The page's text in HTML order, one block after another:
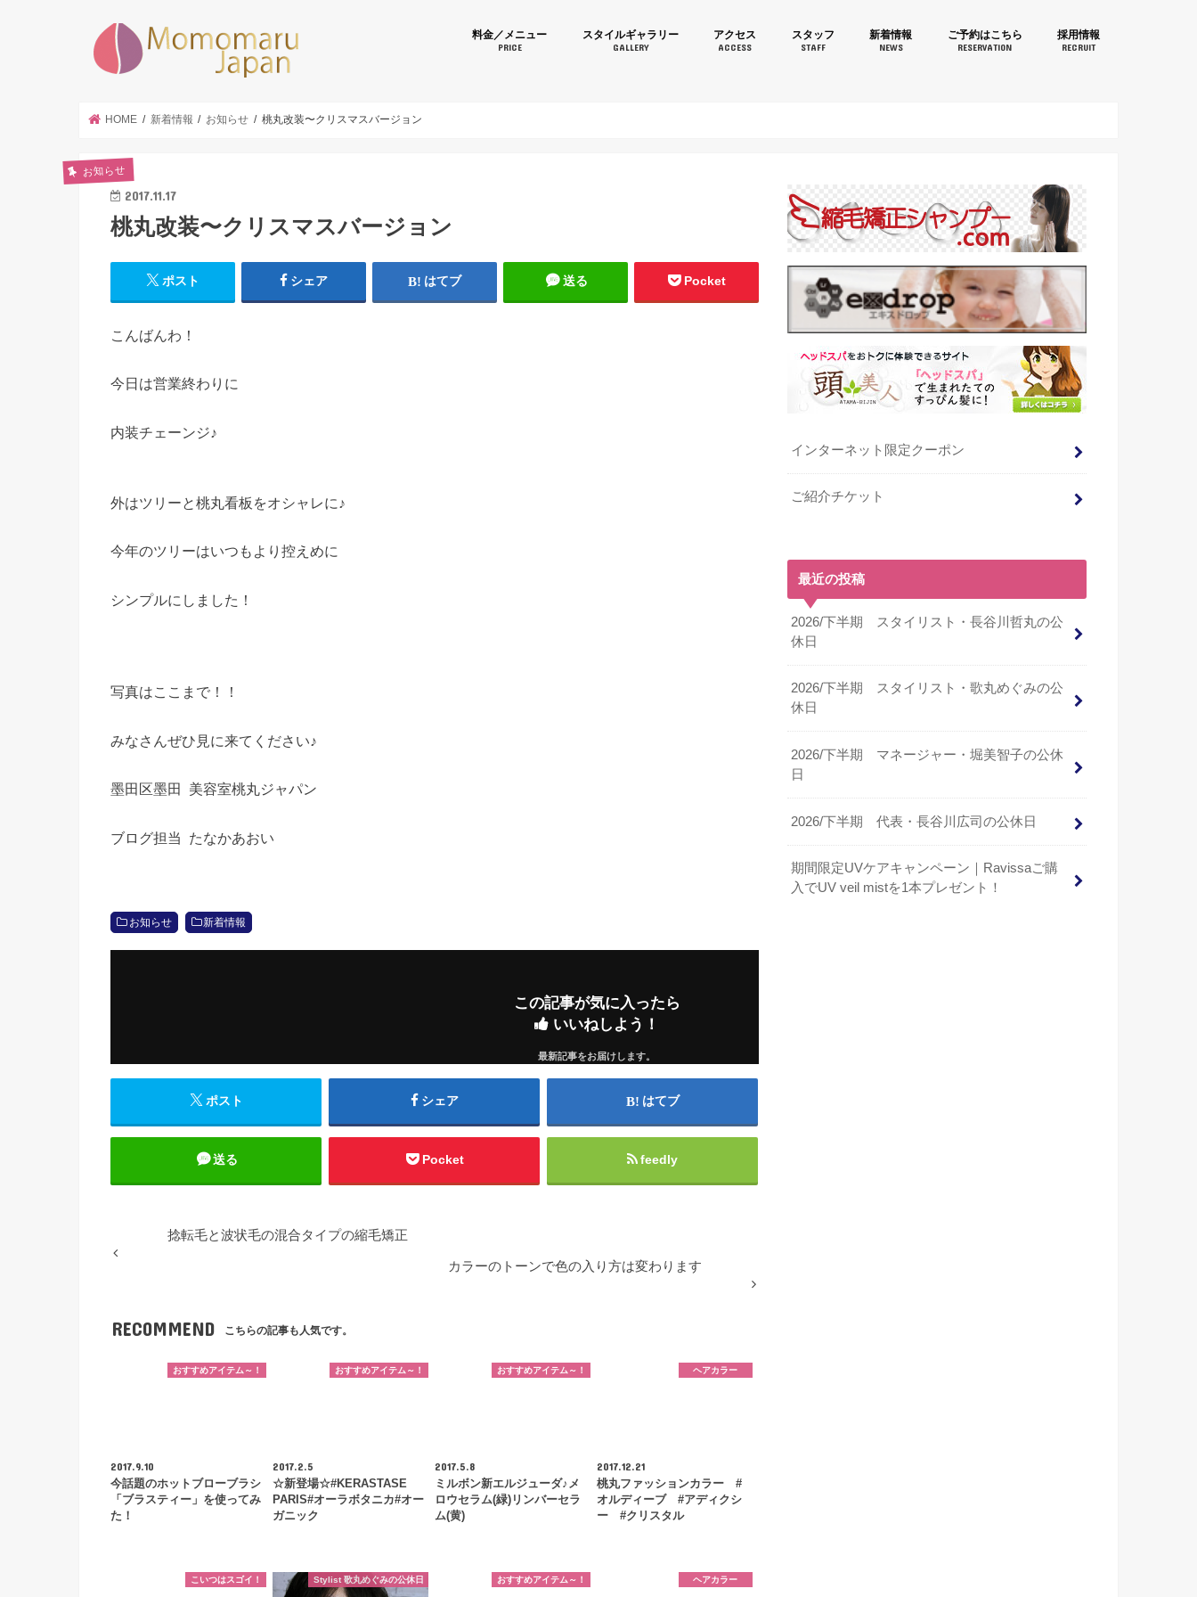
墨田区|育毛カラーなら美容室 MomomaruJapan(桃丸ジャパン)鐘ヶ
料金／メニュー
PRICE
スタイルギャラリー
GALLERY
アクセス
ACCESS
スタッフ
STAFF
新着情報
NEWS
ご予約はこちら
RESERVATION
採用情報
RECRUIT
HOME 新着情報 お知らせ 桃丸改装〜クリスマスバージョン
お知らせ
2017.11.17
桃丸改装〜クリスマスバージョン
ポスト シェア はてブ 送る Pocket
こんばんわ！
今日は営業終わりに
内装チェーンジ♪
外はツリーと桃丸看板をオシャレに♪
今年のツリーはいつもより控えめに
シンプルにしました！
写真はここまで！！
みなさんぜひ見に来てください♪
墨田区墨田 美容室桃丸ジャパン
ブログ担当 たなかあおい
お知らせ 新着情報
この記事が気に入ったら
いいねしよう！
最新記事をお届けします。
ポスト シェア はてブ
送る Pocket feedly
捻転毛と波状毛の混合タイプの縮毛矯正
カラーのトーンで色の入り方は変わります
RECOMMEND こちらの記事も人気です。
おすすめアイテム～！
2017.9.10
今話題のホットブローブラシ
「ブラスティー」を使ってみ
た！
おすすめアイテム～！
2017.2.5
☆新登場☆#KERASTASE
PARIS#オーラボタニカ#オー
ガニック
おすすめアイテム～！
2017.5.8
ミルボン新エルジューダ♪メ
ロウセラム(緑)リンバーセラ
ム(黄)
ヘアカラー
2017.12.21
桃丸ファッションカラー #
オルディーブ #アディクシ
ー #クリスタル
こいつはスゴイ！ Stylist 歌丸めぐみの公休日 おすすめアイテム～！ ヘアカラー
インターネット限定クーポン
ご紹介チケット
最近の投稿
2026/下半期 スタイリスト・長谷川哲丸の公
休日
2026/下半期 スタイリスト・歌丸めぐみの公
休日
2026/下半期 マネージャー・堀美智子の公休
日
2026/下半期 代表・長谷川広司の公休日
期間限定UVケアキャンペーン｜Ravissaご購
入でUV veil mistを1本プレゼント！